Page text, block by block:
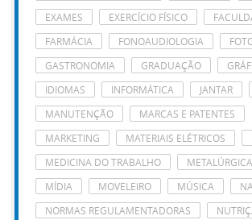
EXAMES
EXERCÍCIO FÍSICO
FARMÁCIA
FONOAUDIOLOGIA
GASTRONOMIA
GRADUAÇÃO
IDIOMAS
INFORMÁTICA JANTAR
MANUTENÇÃO
MARCAS E PATENTES
MARKETING
MATERIAIS ELÉTRICOS
MEDICINA DO TRABALHO
METALÚRGICA
MÍDIA
MOVELEIRO MÚSICA
NORMAS REGULAMENTADORAS